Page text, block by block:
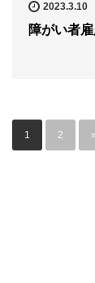
2023.3.10
障がい者
1 2 »